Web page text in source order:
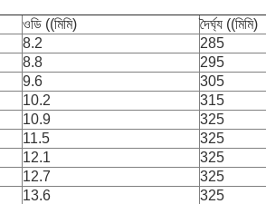
ওডি ((মিমি)
দৈর্ঘ্য ((মিমি)
8.2
285
8.8
295
9.6
305
10.2
315
10.9
325
11.5
325
12.1
325
12.7
325
13.6 325